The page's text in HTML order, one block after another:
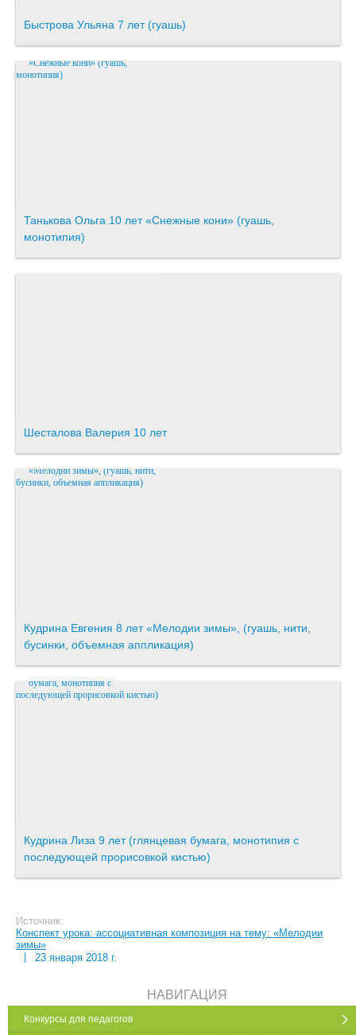
Быстрова Ульяна 7 лет (гуашь)
Танькова Ольга 10 лет «Снежные кони» (гуашь,
монотипия)
Шесталова Валерия 10 лет
Кудрина Евгения 8 лет «Мелодии зимы», (гуашь, нити,
бусинки, объемная аппликация)
Кудрина Лиза 9 лет (глянцевая бумага, монотипия с
последующей прорисовкой кистью)
Источник:
Конспект урока: ассоциативная композиция на тему: «Мелодии
зимы»
23 января 2018 г.
НАВИГАЦИЯ
Конкурсы для педагогов